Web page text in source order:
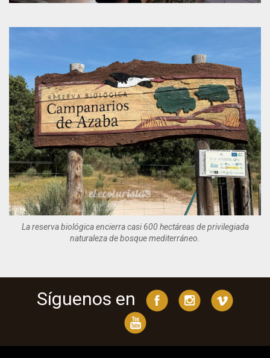
La reserva biológica encierra casi 600 hectáreas de privilegiada
naturaleza de bosque mediterráneo.
Síguenos en